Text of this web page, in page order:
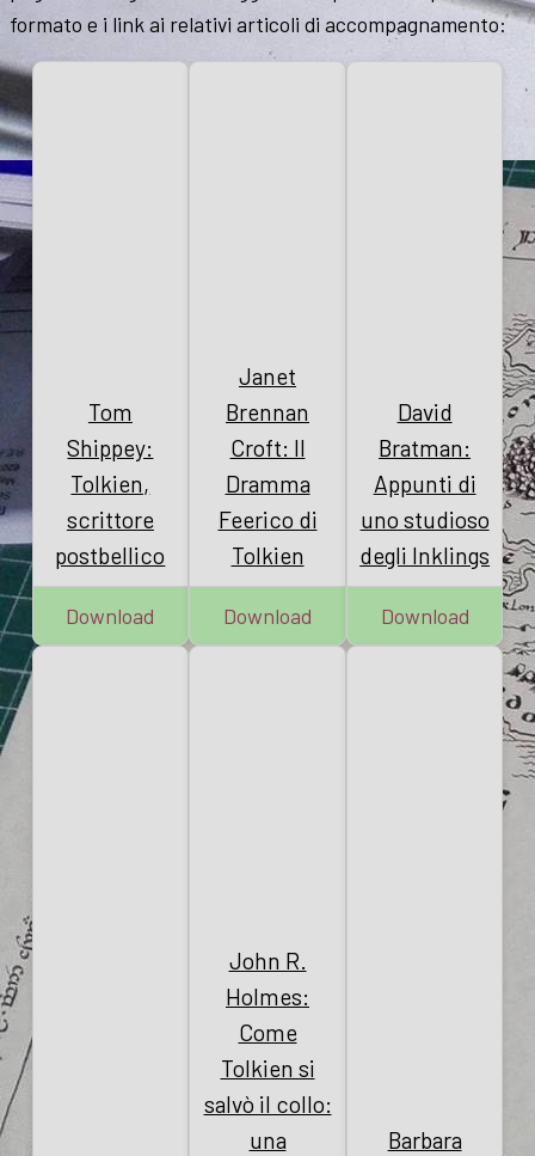
formato e i link ai relativi articoli di accompagnamento:
Tom
Shippey:
Tolkien,
scrittore
postbellico
Download
Janet
Brennan
Croft: Il
Dramma
Feerico di
Tolkien
Download
David
Bratman:
Appunti di
uno studioso
degli Inklings
Download
John R.
Holmes:
Come
Tolkien si
salvò il collo:
una
Barbara